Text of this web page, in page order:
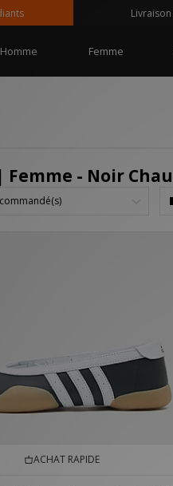
Livraison
Homme Femme
Femme - Noir
ACHAT RAPIDE